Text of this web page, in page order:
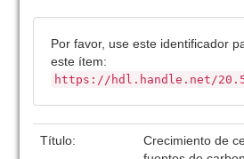
Por favor, use este identificador
este ítem:
https://hdl.handle.net/
Título:
Crecimiento de